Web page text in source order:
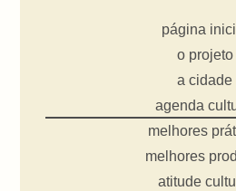
página
o projeto
a cidade
agenda
melhores
melhores
atitude